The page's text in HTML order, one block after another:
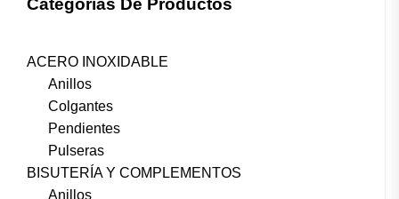
ACERO INOXIDABLE
Anillos
Colgantes
Pendientes
Pulseras
BISUTERÍA Y COMPLEMENTOS
Anillos